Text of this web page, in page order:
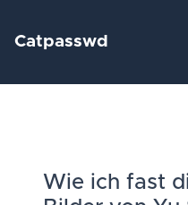
Catpasswd
Wie ich fast